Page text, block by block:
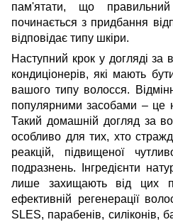
пам'ятати, що
починається з придбання
відповідає типу шкіри.
Наступний крок у догляді за
кондиціонерів, які мають
вашого типу волосся.
популярними засобами – це
Такий домашній догляд за
особливо для тих, хто
реакцій, підвищеної
подразнень. Інгредієнти
лише захищають від цих
ефективній регенерації
SLES, парабенів, силіконів,